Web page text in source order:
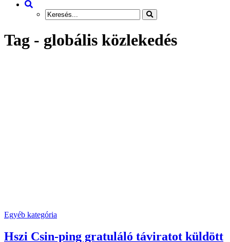
Tag - globális közlekedés
Egyéb kategória
Hszi Csin-ping gratuláló táviratot küldött